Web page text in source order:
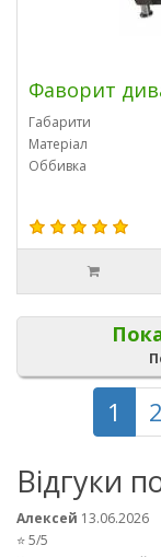
Фаворит
Габарити
Матеріал
Оббивка
1 2
Відгуки
Алексей 13.06.2026
⭐ 5/5